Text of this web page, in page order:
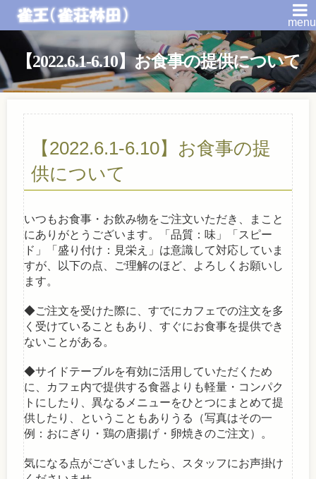
menu
【2022.6.1-6.10】お食事の提供について
【2022.6.1-6.10】お食事の提
供について
いつもお食事・お飲み物をご注文いただき、まこと
にありがとうございます。「品質：味」「スピー
ド」「盛り付け：見栄え」は意識して対応していま
すが、以下の点、ご理解のほど、よろしくお願いし
ます。
◆ご注文を受けた際に、すでにカフェでの注文を多
く受けていることもあり、すぐにお食事を提供でき
ないことがある。
◆サイドテーブルを有効に活用していただくため
に、カフェ内で提供する食器よりも軽量・コンパク
トにしたり、異なるメニューをひとつにまとめて提
供したり、ということもありうる（写真はその一
例：おにぎり・鶏の唐揚げ・卵焼きのご注文）。
気になる点がございましたら、スタッフにお声掛け